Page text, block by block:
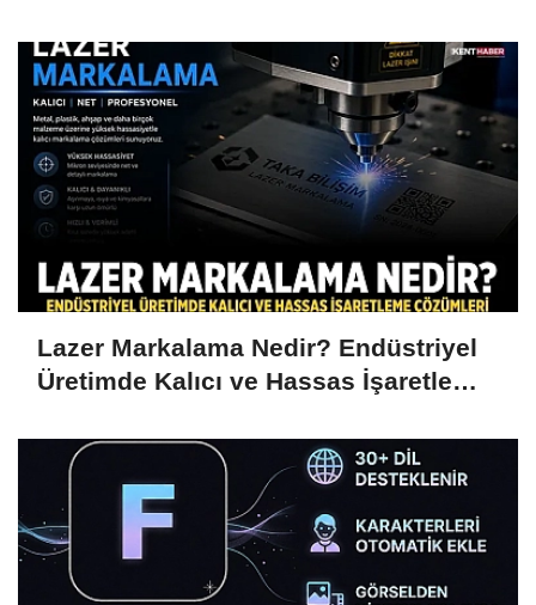
Lazer Markalama Nedir? Endüstriyel
Üretimde Kalıcı ve Hassas İşaretleme